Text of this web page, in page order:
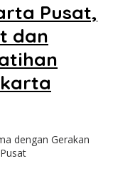
Pusat,
dan
dengan Gerakan